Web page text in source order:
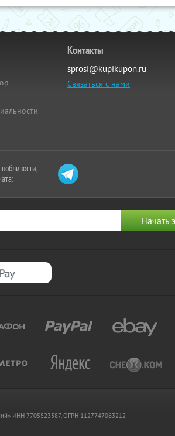
Контакты
sprosi@kupikupon.ru
Связаться с нами
ИНН 7705523387, ОГРН 1127747063212